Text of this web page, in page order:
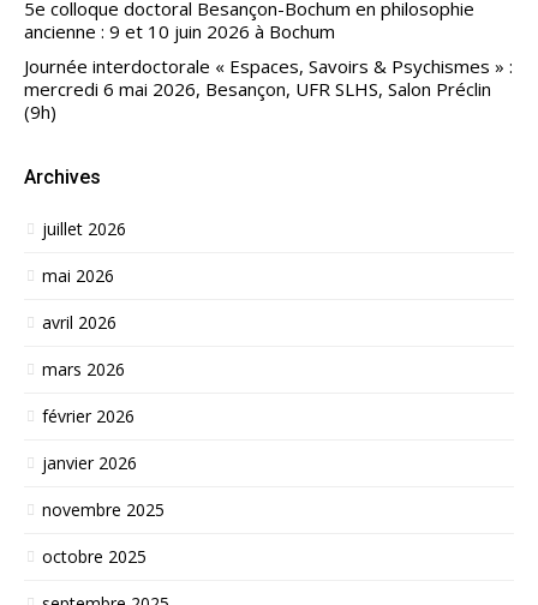
5e colloque doctoral Besançon-Bochum en philosophie
ancienne : 9 et 10 juin 2026 à Bochum
Journée interdoctorale « Espaces, Savoirs & Psychismes » :
mercredi 6 mai 2026, Besançon, UFR SLHS, Salon Préclin
(9h)
Archives
juillet 2026
mai 2026
avril 2026
mars 2026
février 2026
janvier 2026
novembre 2025
octobre 2025